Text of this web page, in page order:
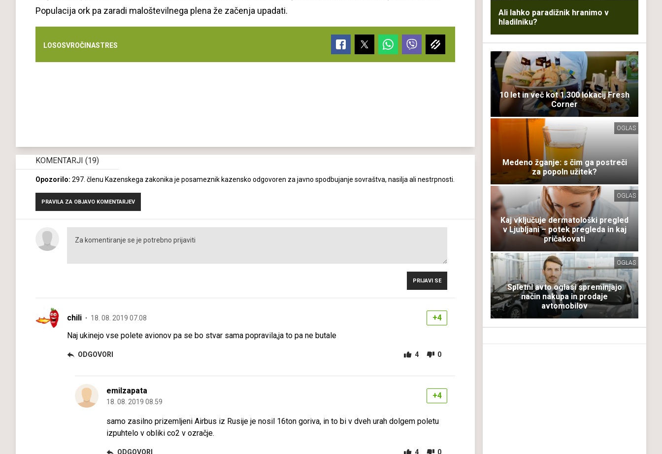
Populacija ork pa zaradi maloštevilnega plena že začenja upadati.
LOSOSVROČINASTRES
KOMENTARJI (19)
Opozorilo: 297. členu Kazenskega zakonika je posameznik kazensko odgovoren za javno spodbujanje sovraštva, nasilja ali nestrpnosti.
PRAVILA ZA OBJAVO KOMENTARJEV
PRIJAVI SE
chili 18. 08. 2019 07.08
+4
Naj ukinejo vse polete avionov pa se bo stvar sama popravila,ja to pa ne butale
ODGOVORI 4 0
emilzapata
18. 08. 2019 08.59
+4
samo zasilno prizemljeni Airbus iz Rusije je nosil 16ton goriva, in to bi v dveh urah dolgem poletu
izpuhtelo v obliki co2 v ozračje.
ODGOVORI 4 0
Ali lahko paradižnik hranimo v
hladilniku?
10 let in več kot 1.300 lokacij Fresh
Corner
OGLAS
Medeno žganje: s čim ga postreči
za popoln užitek?
OGLAS
Kaj vključuje dermatološki pregled
v Ljubljani – potek pregleda in kaj
pričakovati
OGLAS
Spletni avto oglasi spreminjajo
način nakupa in prodaje
avtomobilov